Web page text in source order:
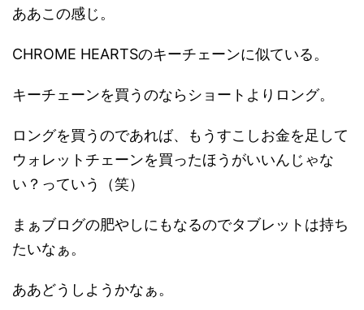
ああこの感じ。
CHROME HEARTSのキーチェーンに似ている。
キーチェーンを買うのならショートよりロング。
ロングを買うのであれば、もうすこしお金を足して
ウォレットチェーンを買ったほうがいいんじゃな
い？っていう（笑）
まぁブログの肥やしにもなるのでタブレットは持ち
たいなぁ。
ああどうしようかなぁ。